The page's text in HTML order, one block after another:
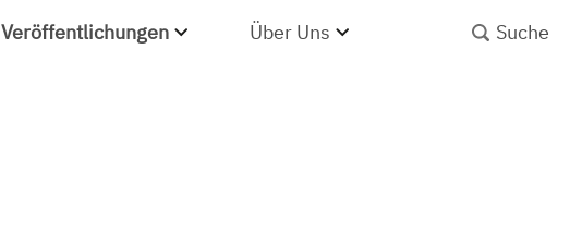
Veröffentlichungen Über Uns